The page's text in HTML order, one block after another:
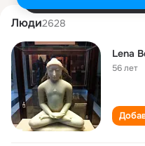
Люди2628
Lena
56 лет